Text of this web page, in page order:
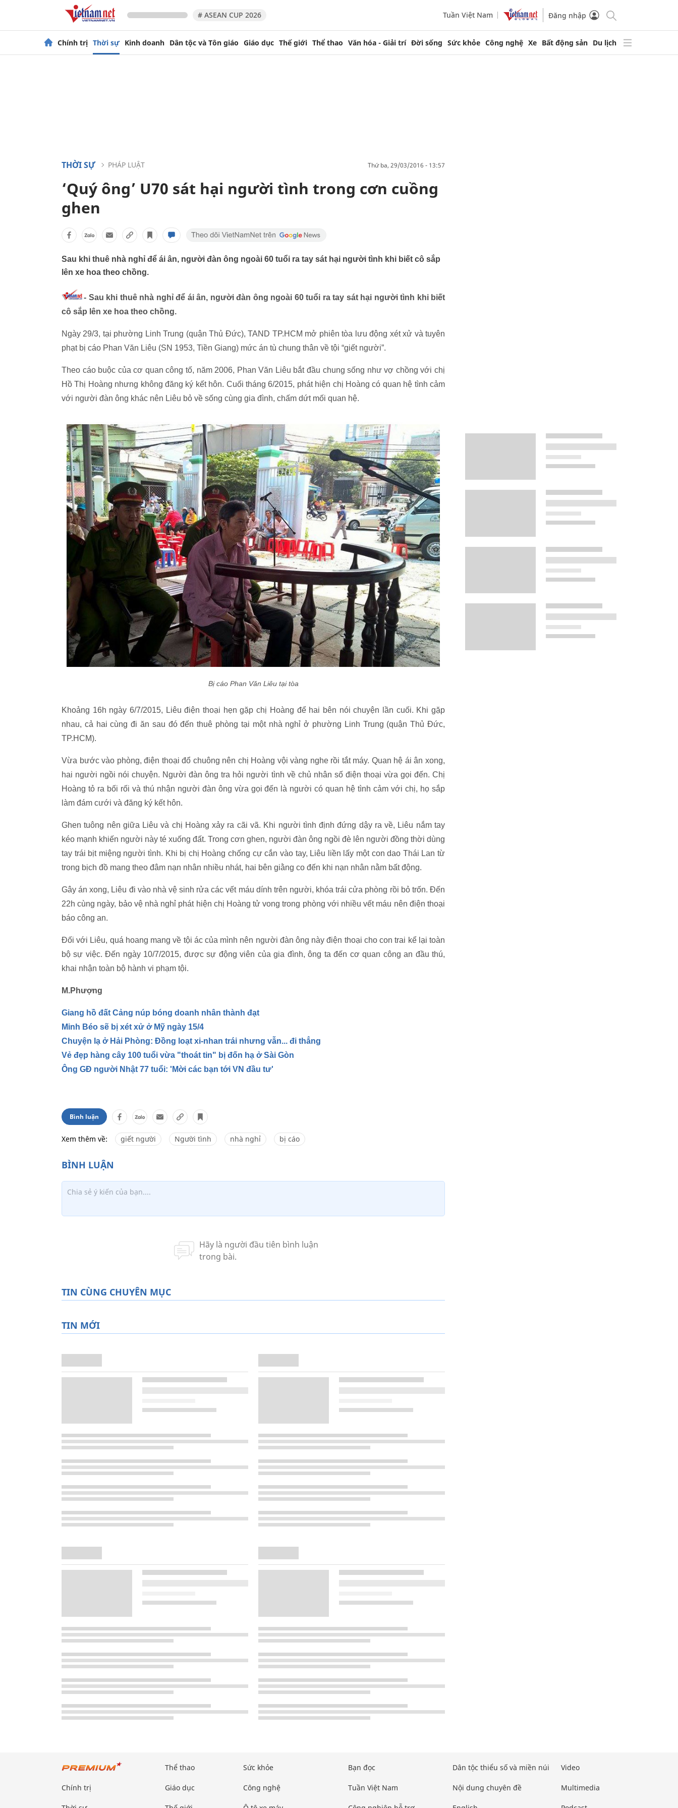
# ASEAN CUP 2026 Tuần Việt Nam Đăng nhập
Chính trị Thời sự Kinh doanh Dân tộc và Tôn giáo Giáo dục Thế giới Thể thao Văn hóa - Giải trí Đời sống Sức khỏe Công nghệ Xe Bất động sản Du lịch
THỜI SỰ PHÁP LUẬT thứ ba, 29/03/2016 - 13:57
‘Quý ông’ U70 sát hại người tình trong cơn cuồng
ghen
Sau khi thuê nhà nghỉ để ái ân, người đàn ông ngoài 60 tuổi ra tay sát hại người tình khi biết cô sắp
lên xe hoa theo chồng.
- Sau khi thuê nhà nghỉ để ái ân, người đàn ông ngoài 60 tuổi ra tay sát hại người tình khi biết
cô sắp lên xe hoa theo chồng.
Ngày 29/3, tại phường Linh Trung (quận Thủ Đức), TAND TP.HCM mở phiên tòa lưu động xét xử và tuyên
phạt bị cáo Phan Văn Liêu (SN 1953, Tiền Giang) mức án tù chung thân về tội “giết người”.
Theo cáo buộc của cơ quan công tố, năm 2006, Phan Văn Liêu bắt đầu chung sống như vợ chồng với chị
Hồ Thị Hoàng nhưng không đăng ký kết hôn. Cuối tháng 6/2015, phát hiện chị Hoàng có quan hệ tình cảm
với người đàn ông khác nên Liêu bỏ về sống cùng gia đình, chấm dứt mối quan hệ.
Bị cáo Phan Văn Liêu tại tòa
Khoảng 16h ngày 6/7/2015, Liêu điện thoại hẹn gặp chị Hoàng để hai bên nói chuyện lần cuối. Khi gặp
nhau, cả hai cùng đi ăn sau đó đến thuê phòng tại một nhà nghỉ ở phường Linh Trung (quận Thủ Đức,
TP.HCM).
Vừa bước vào phòng, điện thoại đổ chuông nên chị Hoàng vội vàng nghe rồi tắt máy. Quan hệ ái ân xong,
hai người ngồi nói chuyện. Người đàn ông tra hỏi người tình về chủ nhân số điện thoại vừa gọi đến. Chị
Hoàng tỏ ra bối rối và thú nhận người đàn ông vừa gọi đến là người có quan hệ tình cảm với chị, họ sắp
làm đám cưới và đăng ký kết hôn.
Ghen tuông nên giữa Liêu và chị Hoàng xảy ra cãi vã. Khi người tình định đứng dậy ra về, Liêu nắm tay
kéo mạnh khiến người này té xuống đất. Trong cơn ghen, người đàn ông ngồi đè lên người đồng thời dùng
tay trái bịt miệng người tình. Khi bị chị Hoàng chống cự cắn vào tay, Liêu liền lấy một con dao Thái Lan từ
trong bịch đồ mang theo đâm nạn nhân nhiều nhát, hai bên giằng co đến khi nạn nhân nằm bất động.
Gây án xong, Liêu đi vào nhà vệ sinh rửa các vết máu dính trên người, khóa trái cửa phòng rồi bỏ trốn. Đến
22h cùng ngày, bảo vệ nhà nghỉ phát hiện chị Hoàng tử vong trong phòng với nhiều vết máu nên điện thoại
báo công an.
Đối với Liêu, quá hoang mang về tội ác của mình nên người đàn ông này điện thoại cho con trai kể lại toàn
bộ sự việc. Đến ngày 10/7/2015, được sự động viên của gia đình, ông ta đến cơ quan công an đầu thú,
khai nhận toàn bộ hành vi phạm tội.
M.Phượng
Giang hồ đất Cảng núp bóng doanh nhân thành đạt
Minh Béo sẽ bị xét xử ở Mỹ ngày 15/4
Chuyện lạ ở Hải Phòng: Đồng loạt xi-nhan trái nhưng vẫn... đi thẳng
Vẻ đẹp hàng cây 100 tuổi vừa "thoát tin" bị đốn hạ ở Sài Gòn
Ông GĐ người Nhật 77 tuổi: 'Mời các bạn tới VN đầu tư'
Bình luận
Xem thêm về: giết người Người tình nhà nghỉ bị cáo
TIN CÙNG CHUYÊN MỤC
TIN MỚI
Chính trị
Thể thao
Giáo dục
Sức khỏe
Công nghệ
Bạn đọc
Tuần Việt Nam
Dân tộc thiểu số và miền núi
Nội dung chuyên đề
Video
Multimedia